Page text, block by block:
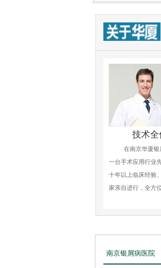
技术全
在南京华厦
一台手术应用行业
十年以上临床经验
家亲自进行，全方
南京银屑病医院